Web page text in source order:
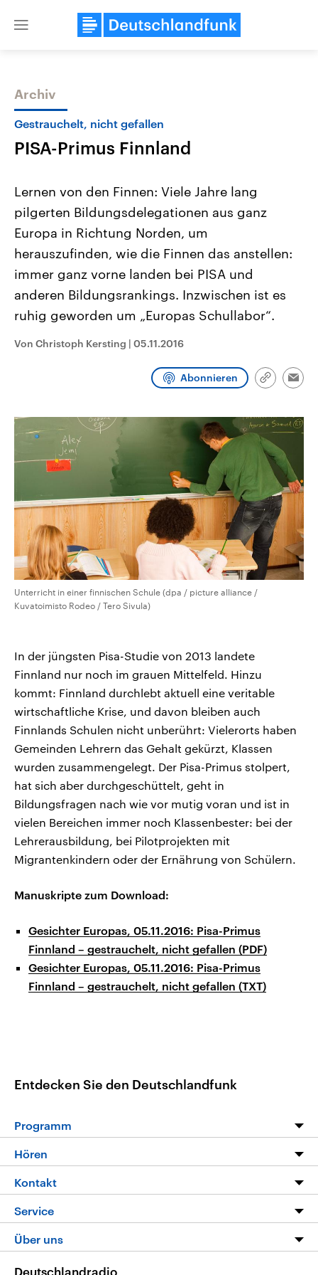
Close
Themen
Landtagswahl Sachsen-Anhalt
2026
Alle Informationen
Sachsen-Anhalt wählt am 6.
September 2026 einen neuen
Landtag. Seit 2021 wird das
Bundesland von einer Koalition aus
Umfragen, Prognosen,
Wahlprogramme, aktuelle Berichte
und Kandidaten der anstehenden
Aktuelle Beiträge,
Hintergründe
Wirtschaftlich und
gehören die Vereinigten
mit großem Einfluss auf
Archiv
Gestrauchelt, nicht gefallen
PISA-Primus Finnland
Lernen von den Finnen: Viele Jahre lang
pilgerten Bildungsdelegationen aus ganz
Europa in Richtung Norden, um
herauszufinden, wie die Finnen das anstellen:
immer ganz vorne landen bei PISA und
anderen Bildungsrankings. Inzwischen ist es
ruhig geworden um „Europas Schullabor“.
Von Christoph Kersting | 05.11.2016
Abonnieren
Link
Unterricht in einer finnischen Schule (dpa / picture alliance /
Kuvatoimisto Rodeo / Tero Sivula)
In der jüngsten Pisa-Studie von 2013 landete
Finnland nur noch im grauen Mittelfeld. Hinzu
kommt: Finnland durchlebt aktuell eine veritable
wirtschaftliche Krise, und davon bleiben auch
Finnlands Schulen nicht unberührt: Vielerorts haben
Gemeinden Lehrern das Gehalt gekürzt, Klassen
wurden zusammengelegt. Der Pisa-Primus stolpert,
hat sich aber durchgeschüttelt, geht in
Bildungsfragen nach wie vor mutig voran und ist in
vielen Bereichen immer noch Klassenbester: bei der
Lehrerausbildung, bei Pilotprojekten mit
Migrantenkindern oder der Ernährung von Schülern.
Manuskripte zum Download:
Gesichter Europas, 05.11.2016: Pisa-Primus
Finnland – gestrauchelt, nicht gefallen (PDF)
Gesichter Europas, 05.11.2016: Pisa-Primus
Finnland – gestrauchelt, nicht gefallen (TXT)
Entdecken Sie den Deutschlandfunk
Programm
Programm
Die Nachrichten
Nachrichtenleicht
Neue Beiträge auf dlf.de
Hören
Livestream
Podcasts
Deutschlandfunk App
Nachrichten App
Kontakt
Hörerservice
Service
FAQ
Über uns
Deutschlandradio